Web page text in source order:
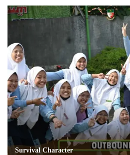
Survival Character